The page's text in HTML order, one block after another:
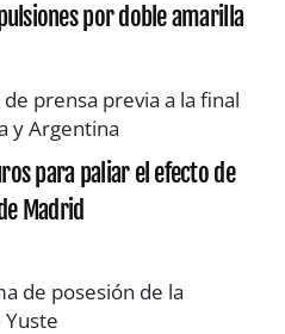
por doble amarilla
para paliar el efecto de
Madrid